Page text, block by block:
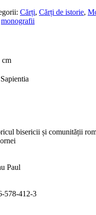
Cărți, Cărți de istorie,
monografii
cm
bisericii și comunității
Paul
578-412-3